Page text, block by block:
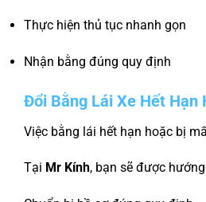
Thực hiện thủ tục nhanh gọn
Nhận bằng đúng quy định
Đổi Bằng Lái Xe Hết Hạn
Việc bằng lái hết hạn hoặc bị
Tại Mr Kính, bạn sẽ được